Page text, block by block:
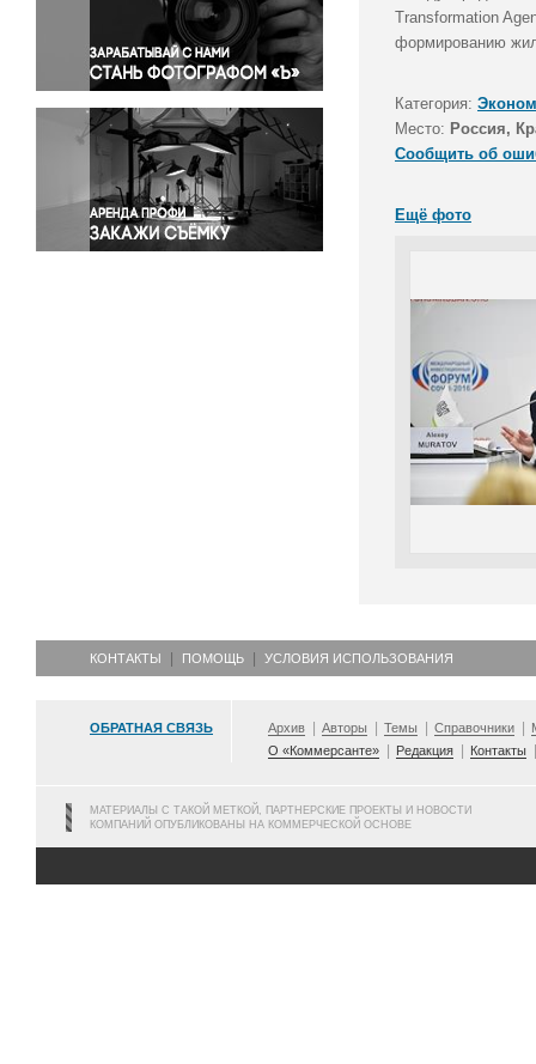
Правосудие
Происшествия и конфликты
Религия
Светская жизнь
Спорт
Экология
Экономика и бизнес
Transformation
формированию
Категория:
Место: Россия,
Сообщить об
Ещё фото
КОНТАКТЫ ПОМОЩЬ УСЛОВИЯ ИСПОЛЬЗОВАНИЯ
ОБРАТНАЯ СВЯЗЬ Архив Авторы Темы Справочники
О «Коммерсанте»
Редакция Контакты
МАТЕРИАЛЫ С ТАКОЙ МЕТКОЙ, ПАРТНЕРСКИЕ ПРОЕКТЫ И НОВОСТИ
КОМПАНИЙ ОПУБЛИКОВАНЫ НА КОММЕРЧЕСКОЙ ОСНОВЕ